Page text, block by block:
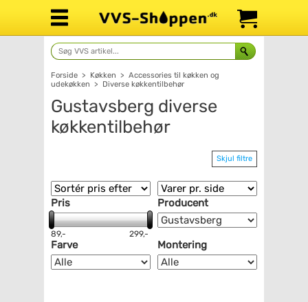
Forside > Køkken > Accessories til køkken og
udekøkken > Diverse køkkentilbehør
Gustavsberg diverse
køkkentilbehør
Skjul filtre
Pris
89,- 299,-
Producent
Farve Montering